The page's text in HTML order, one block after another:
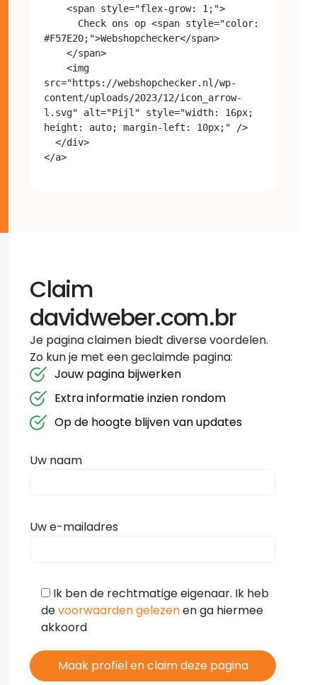
#F57E20;">Webshopchecker</span>
src="https://webshopchecker.nl/wp-
content/uploads/2023/12/icon_arrow-
l.svg" alt="Pijl" style="width: 16px;
height: auto; margin-left: 10px;" />
Claim
davidweber.com.br
Je pagina claimen biedt diverse voordelen.
Zo kun je met een geclaimde pagina:
Jouw pagina bijwerken
Extra informatie inzien rondom
Op de hoogte blijven van updates
Uw naam
Uw e-mailadres
Ik ben de rechtmatige eigenaar. Ik heb
devoorwaarden gelezenen ga hiermee
akkoord